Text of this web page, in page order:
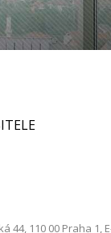
110 00 Praha 1,